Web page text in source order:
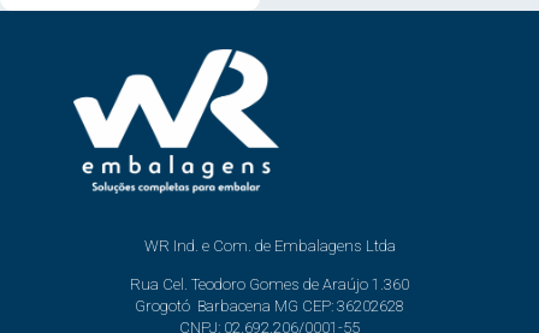
WR Ind. e Com. de Embalagens Ltda
Rua Cel. Teodoro Gomes de Araújo 1.360
Grogotó Barbacena MG CEP: 36202628
CNPJ: 02.692.206/0001-55